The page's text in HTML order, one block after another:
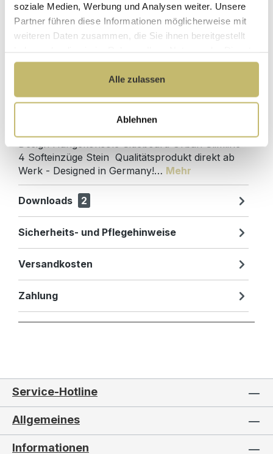
soziale Medien, Werbung und Analysen weiter. Unsere
Partner führen diese Informationen möglicherweise mit
weiteren Daten zusammen, die Sie ihnen bereitgestellt
gesammelt haben.
Alle zulassen
Ablehnen
Designed in
Germany
1 Monat risikofreies
Rückgaberecht
4 Softeinzüge Stein Qualitätsprodukt direkt ab
Werk - Designed in Germany!… Mehr
Downloads 2
Sicherheits- und Pflegehinweise
Versandkosten
Zahlung
Service-Hotline
Allgemeines
Informationen